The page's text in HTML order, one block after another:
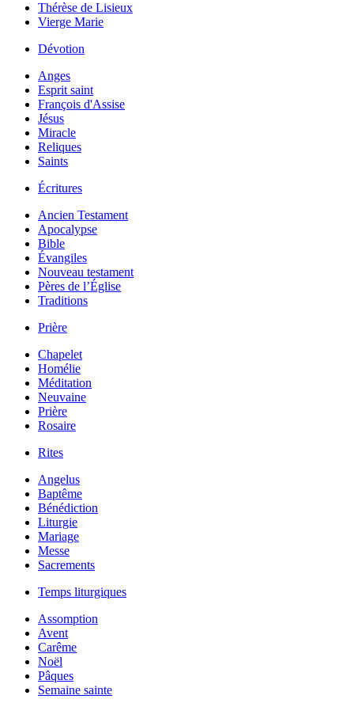
Thérèse de Lisieux
Vierge Marie
Dévotion
Anges
Esprit saint
François d'Assise
Jésus
Miracle
Reliques
Saints
Écritures
Ancien Testament
Apocalypse
Bible
Évangiles
Nouveau testament
Pères de l’Église
Traditions
Prière
Chapelet
Homélie
Méditation
Neuvaine
Prière
Rosaire
Rites
Angelus
Baptême
Bénédiction
Liturgie
Mariage
Messe
Sacrements
Temps liturgiques
Assomption
Avent
Carême
Noël
Pâques
Semaine sainte